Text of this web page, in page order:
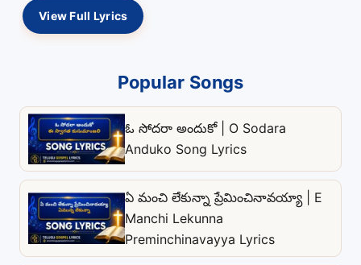
View Full Lyrics
Popular Songs
ఓ సోదరా అందుకో | O Sodara
Anduko Song Lyrics
ఏ మంచి లేకున్నా ప్రేమించినావయ్యా | E
Manchi Lekunna
Preminchinavayya Lyrics